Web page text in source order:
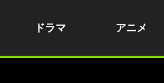
ドラマ アニメ